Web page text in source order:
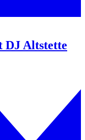
DJ Altstette